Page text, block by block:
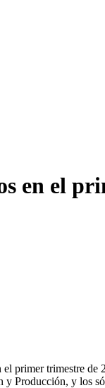
en el
el primer trimestre de
y los